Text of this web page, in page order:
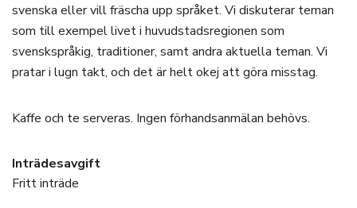
svenska eller vill fräscha upp språket. Vi diskuterar teman
som till exempel livet i huvudstadsregionen som
svenskspråkig, traditioner, samt andra aktuella teman. Vi
pratar i lugn takt, och det är helt okej att göra misstag.
Kaffe och te serveras. Ingen förhandsanmälan behövs.
Inträdesavgift
Fritt inträde